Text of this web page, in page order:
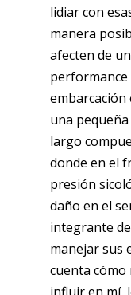
lidiar con
manera
afecten de
performance
embarcación
una
largo
donde en el
presión
daño en el
integrante
manejar sus
cuenta cómo